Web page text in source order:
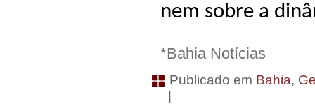
nem sobre a
*Bahia Notícias
Publicado em Bahia,
|